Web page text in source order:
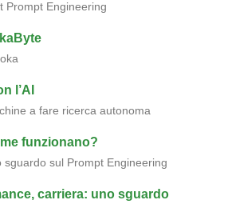
Prompt Engineering
l’AI
a fare ricerca autonoma
funzionano?
sguardo sul Prompt Engineering
carriera: uno sguardo